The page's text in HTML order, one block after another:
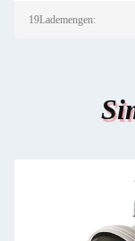
19Lademengen: